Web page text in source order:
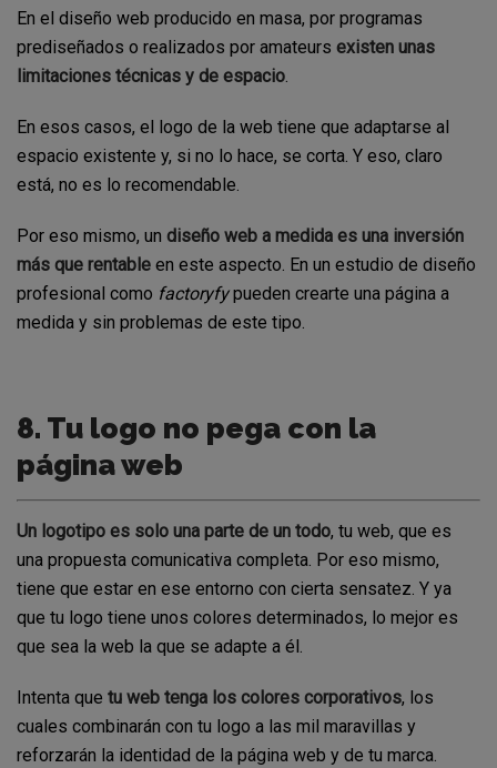
En el diseño web producido en masa, por programas
prediseñados o realizados por amateurs existen unas
limitaciones técnicas y de espacio.
En esos casos, el logo de la web tiene que adaptarse al
espacio existente y, si no lo hace, se corta. Y eso, claro
está, no es lo recomendable.
Por eso mismo, un diseño web a medida es una inversión
más que rentable en este aspecto. En un estudio de diseño
profesional como factoryfypueden crearte una página a
medida y sin problemas de este tipo.
8. Tu logo no pega con la
página web
Un logotipo es solo una parte de un todo, tu web, que es
una propuesta comunicativa completa. Por eso mismo,
tiene que estar en ese entorno con cierta sensatez. Y ya
que tu logo tiene unos colores determinados, lo mejor es
que sea la web la que se adapte a él.
Intenta que tu web tenga los colores corporativos, los
cuales combinarán con tu logo a las mil maravillas y
reforzarán la identidad de la página web y de tu marca.